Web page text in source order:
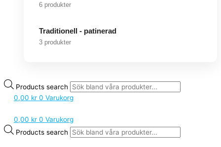
6 produkter
Traditionell - patinerad
3 produkter
Products search
0,00 kr 0 Varukorg
0,00 kr 0 Varukorg
Products search